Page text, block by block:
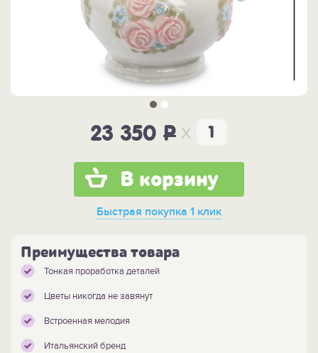
23 350 P x
В корзину
Быстрая покупка 1 клик
Преимущества товара
Тонкая проработка деталей
Цветы никогда не завянут
Встроенная мелодия
Итальянский бренд